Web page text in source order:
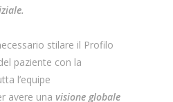
stilare il Profilo
paziente con la
l’equipe
avere una visione globale